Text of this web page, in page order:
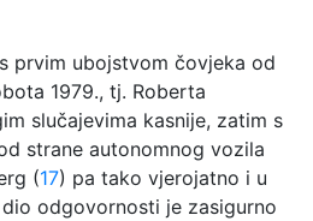
prvim ubojstvom čovjeka od
1979., tj. Roberta
slučajevima kasnije, zatim s
strane autonomnog vozila
(17) pa tako vjerojatno i u
odgovornosti je zasigurno